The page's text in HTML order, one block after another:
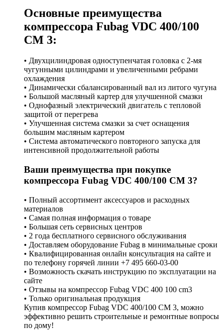
Основные преимущества
компрессора Fubag VDC 400/100
CМ 3:
• Двухцилиндровая одноступенчатая головка с 2-мя
чугунными цилиндрами и увеличенными ребрами
охлаждения
• Динамически сбалансированный вал из литого чугуна
• Большой масляный картер для улучшенной смазки
• Однофазный электрический двигатель с тепловой
защитой от перегрева
• Улучшенная система смазки за счет оснащения
большим масляным картером
• Система автоматического повторного запуска для
интенсивной продолжительной работы
Ваши преимущества при покупке
компрессора Fubag VDC 400/100 CМ 3?
• Полный ассортимент аксессуаров и расходных
материалов
• Самая полная информация о товаре
• Большая сеть сервисных центров
• 2 года бесплатного сервисного обслуживания
• Доставляем оборудование Fubag в минимальные сроки
• Квалифицированная онлайн консультация на сайте и
по телефону горячей линии +7 495 660-03-00
• Возможность скачать инструкцию по эксплуатации на
сайте
• Отзывы на компрессор Fubag VDC 400 100 cm3
• Только оригинальная продукция
Купив компрессор Fubag VDС 400/100 CМ 3, можно
эффективно решить строительные и ремонтные вопросы
по дому!